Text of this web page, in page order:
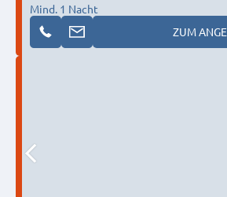
Mind. 1 Nacht
ZUM